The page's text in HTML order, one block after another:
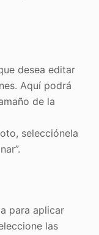
desea editar
Aquí podrá
de la
selecciónela
para aplicar
las